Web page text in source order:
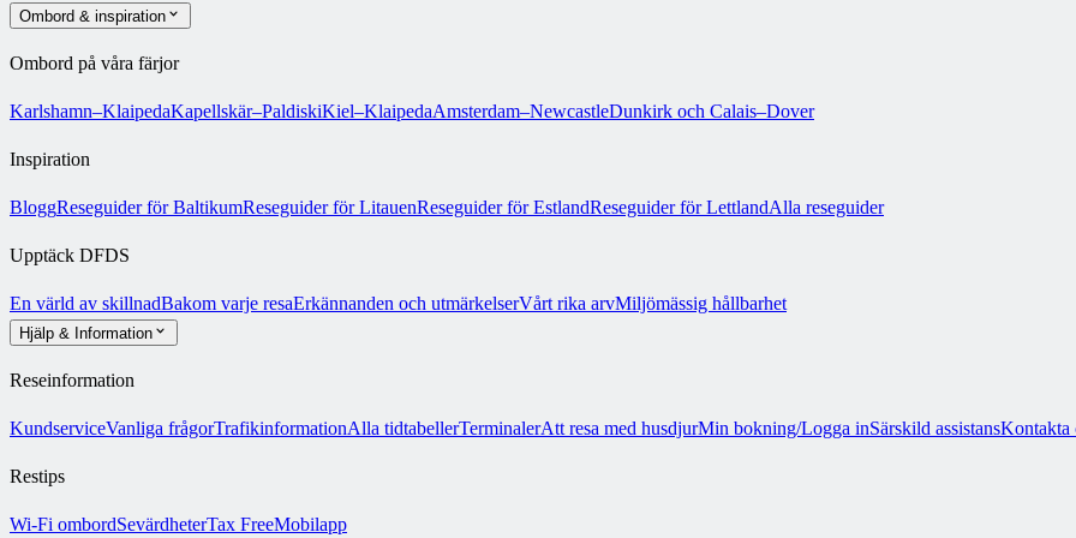
Ombord & inspiration
Ombord på våra färjor
Karlshamn–KlaipedaKapellskär–PaldiskiKiel–KlaipedaAmsterdam–NewcastleDunkirk och Calais–Dover
Inspiration
BloggReseguider för BaltikumReseguider för LitauenReseguider för EstlandReseguider för LettlandAlla reseguider
Upptäck DFDS
En värld av skillnadBakom varje resaErkännanden och utmärkelserVårt rika arvMiljömässig hållbarhet
Hjälp & Information
Reseinformation
KundserviceVanliga frågorTrafikinformationAlla tidtabellerTerminalerAtt resa med husdjurMin bokning/Logga inSärskild assistansKontakta
Restips
Wi-Fi ombordSevärdheterTax FreeMobilapp